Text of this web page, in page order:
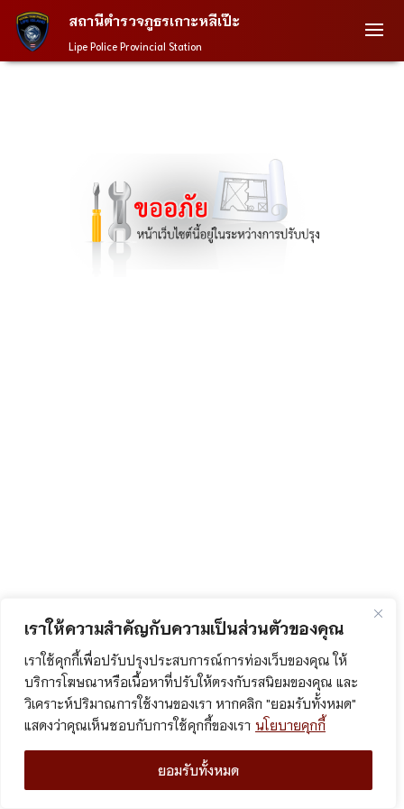
เราให้ความสำคัญกับความเป็นส่วนตัวของคุณ
เราใช้คุกกี้เพื่อปรับปรุงประสบการณ์การท่องเว็บของคุณ ให้
บริการโฆษณาหรือเนื้อหาที่ปรับให้ตรงกับรสนิยมของคุณ และ
วิเคราะห์ปริมาณการใช้งานของเรา หากคลิก "ยอมรับทั้งหมด"
แสดงว่าคุณเห็นชอบกับการใช้คุกกี้ของเรา นโยบายคุกกี้
ยอมรับทั้งหมด
สถานีตำรวจภูธรเกาะหลีเป๊ะ
Lipe Police Provincial Station